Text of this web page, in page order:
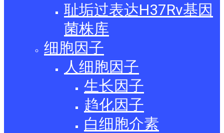
耻垢过表达H37Rv基因
菌株库
细胞因子
人细胞因子
生长因子
趋化因子
白细胞介素